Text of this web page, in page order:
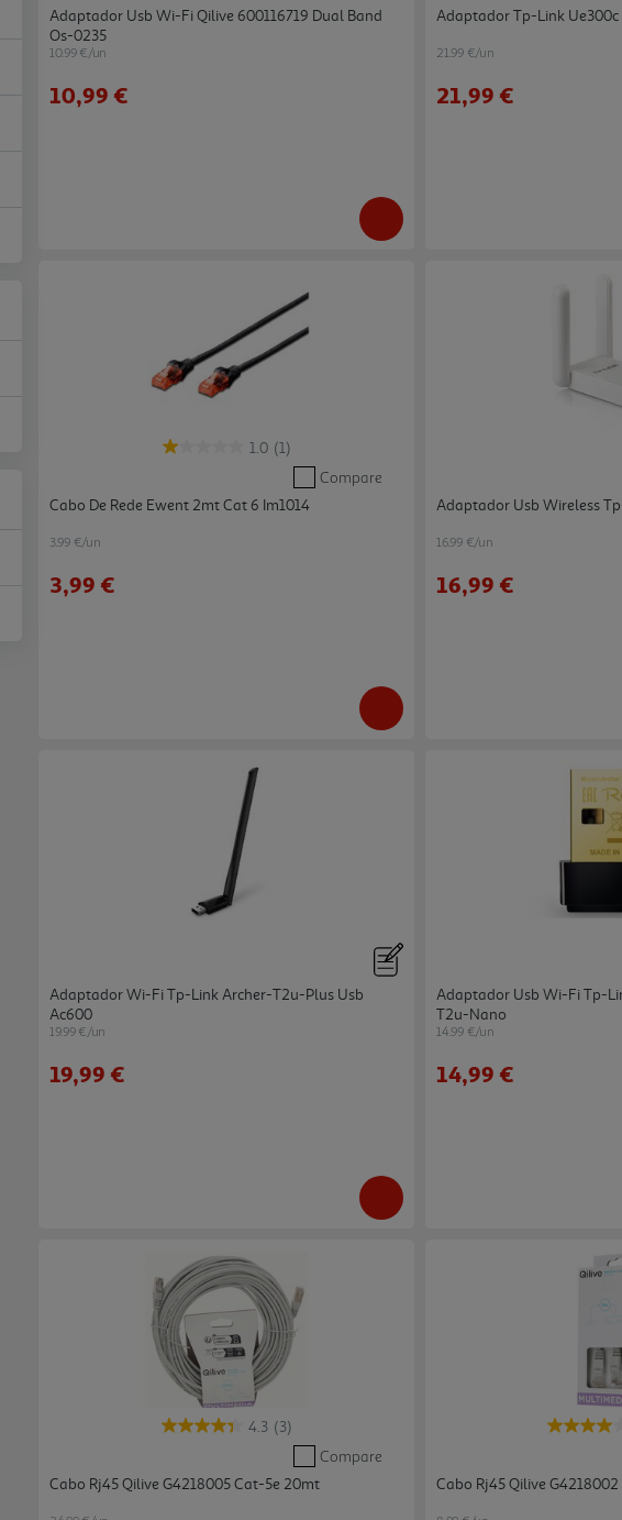
dia útil
dias úteis
Adaptador Usb Wi-Fi Qilive 600116719 Dual Band
Os-0235
10.99 €/un
10,99 €
Adaptador Tp-Link Ue300c
21.99 €/un
21,99 €
1.0 (1)
Compare
Cabo De Rede Ewent 2mt Cat 6 Im1014
3.99 €/un
3,99 €
Adaptador Usb Wireless
16.99 €/un
16,99 €
Adaptador Wi-Fi Tp-Link Archer-T2u-Plus Usb
Ac600
19.99 €/un
19,99 €
Adaptador Usb Wi-Fi Tp-
T2u-Nano
14.99 €/un
14,99 €
4.3 (3)
Compare
Cabo Rj45 Qilive G4218005 Cat-5e 20mt
Cabo Rj45 Qilive